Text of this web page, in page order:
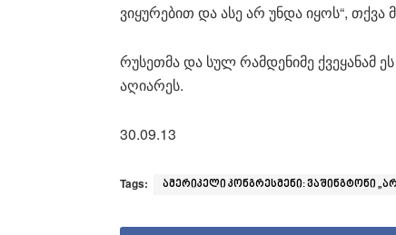
ვიყურებით და ასე არ უნდა იყოს“, თქვა
რუსეთმა და სულ რამდენიმე ქვეყანამ
აღიარეს.
30.09.13
Tags: ამერიკელი კონგრესმენი: ვაშინგტონი